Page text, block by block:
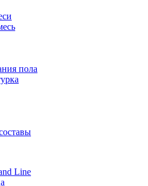
пола
Line